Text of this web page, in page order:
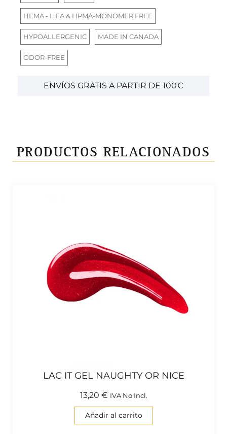
HEMA - HEA & HPMA-MONOMER FREE
HYPOALLERGENIC MADE IN CANADA
ODOR-FREE
ENVÍOS GRATIS A PARTIR DE 100€
PRODUCTOS RELACIONADOS
LAC IT GEL NAUGHTY OR NICE
13,20 € IVA No Incl.
Añadir al carrito